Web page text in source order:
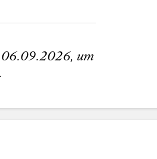
06.09.2026, um